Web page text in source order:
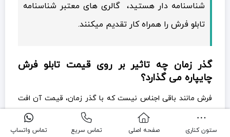
شناسنامه دار هستید، گالری های معتبر شناسنامه
تابلو فرش را همراه کار تقدیم میکنند.
گذر زمان چه تاثیر بر روی قیمت تابلو فرش
چایپاره می گذارد؟
فرش مانند باقی اجناس نیست که با گذر زمان، قیمت آن افت
پیدا کند. برعکس هر چه از قدمت یک فرش بگذرد ارزش آن
ستون کناری صفحه اصلی تماس سریع تماس واتساپ